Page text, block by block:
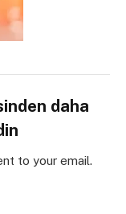
daha
to your email.